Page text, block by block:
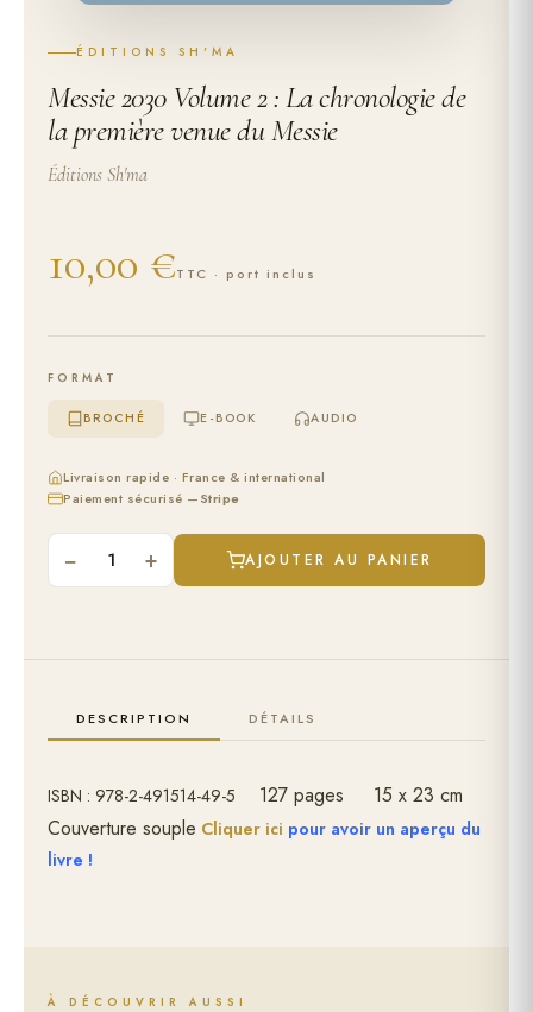
ÉDITIONS SH'MA
Messie 2030 Volume 2 : La chronologie de
la première venue du Messie
Éditions Sh'ma
10,00 €TTC · port inclus
FORMAT
BROCHÉ E-BOOK AUDIO
Livraison rapide · France & international
Paiement sécurisé —Stripe
− 1 + AJOUTER AU PANIER
DESCRIPTION DÉTAILS
ISBN : 978-2-491514-49-5 127 pages 15 x 23 cm
Couverture souple Cliquer ici pour avoir un aperçu du
livre !
À DÉCOUVRIR AUSSI